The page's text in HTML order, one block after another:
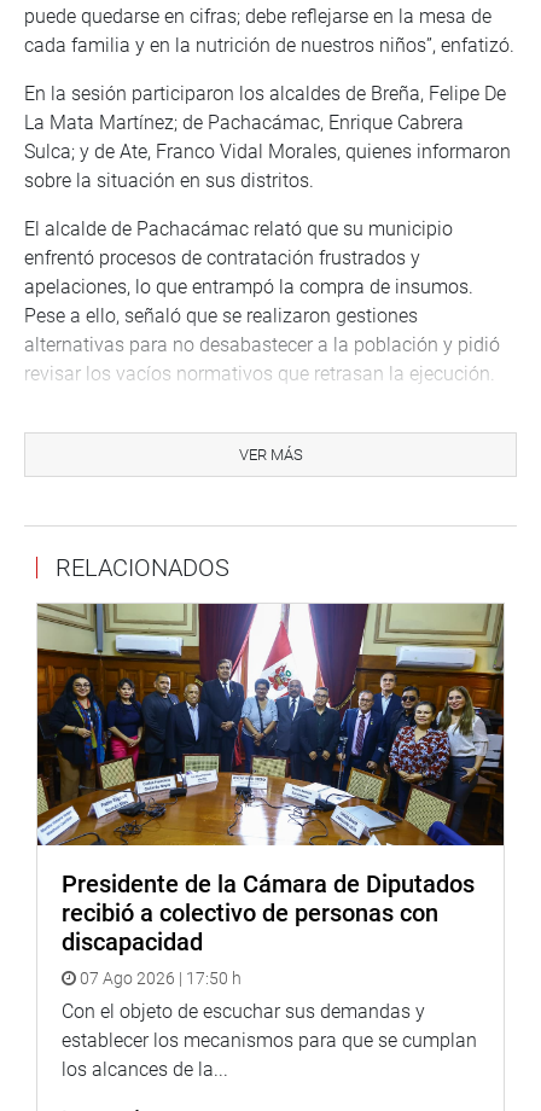
puede quedarse en cifras; debe reflejarse en la mesa de
cada familia y en la nutrición de nuestros niños”, enfatizó.
En la sesión participaron los alcaldes de Breña, Felipe De
La Mata Martínez; de Pachacámac, Enrique Cabrera
Sulca; y de Ate, Franco Vidal Morales, quienes informaron
sobre la situación en sus distritos.
El alcalde de Pachacámac relató que su municipio
enfrentó procesos de contratación frustrados y
apelaciones, lo que entrampó la compra de insumos.
Pese a ello, señaló que se realizaron gestiones
alternativas para no desabastecer a la población y pidió
revisar los vacíos normativos que retrasan la ejecución.
personas, el PCA a 11,278, los comedores populares a
3,633 y el programa para pacientes con TBC a 565
homologar fichas técnicas de alimentos, otorgar vales de
presupuesto específico para infraestructura y utensilios.
Por su parte, el gerente municipal de Breña aseguró que la
entrega de alimentos está garantizada en el distrito,
precisando que los retrasos responden principalmente a
problemas administrativos con proveedores y no a la
falta de distribución.
En representación de la Contraloría, Juana Luz
social y cultural, advirtió que en varios gobiernos locales
la ejecución presupuestal de los programas sociales
registra aún niveles bajos al mes de septiembre.
El congresista Guido Bellido (PP), a su turno, recalcó que
la fiscalización no debe ser vista como un obstáculo sino
como una herramienta de desarrollo y transparencia.
VER MÁS
RELACIONADOS
Presidente de la Cámara de Diputados
recibió a colectivo de personas con
discapacidad
07 Ago 2026 | 17:50 h
Con el objeto de escuchar sus demandas y
establecer los mecanismos para que se cumplan
los alcances de la...